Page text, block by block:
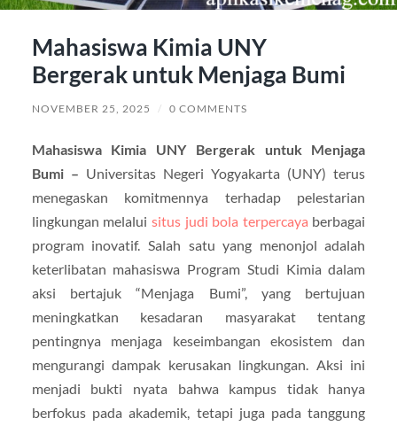
Mahasiswa Kimia UNY
Bergerak untuk Menjaga Bumi
NOVEMBER 25, 2025 / 0 COMMENTS
Mahasiswa Kimia UNY Bergerak untuk Menjaga
Bumi – Universitas Negeri Yogyakarta (UNY) terus
menegaskan komitmennya terhadap pelestarian
lingkungan melalui situs judi bola terpercaya berbagai
program inovatif. Salah satu yang menonjol adalah
keterlibatan mahasiswa Program Studi Kimia dalam
aksi bertajuk “Menjaga Bumi”, yang bertujuan
meningkatkan kesadaran masyarakat tentang
pentingnya menjaga keseimbangan ekosistem dan
mengurangi dampak kerusakan lingkungan. Aksi ini
menjadi bukti nyata bahwa kampus tidak hanya
berfokus pada akademik, tetapi juga pada tanggung